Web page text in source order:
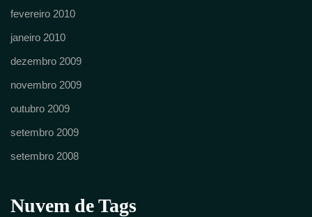
fevereiro 2010
janeiro 2010
dezembro 2009
novembro 2009
outubro 2009
setembro 2009
setembro 2008
Nuvem de Tags